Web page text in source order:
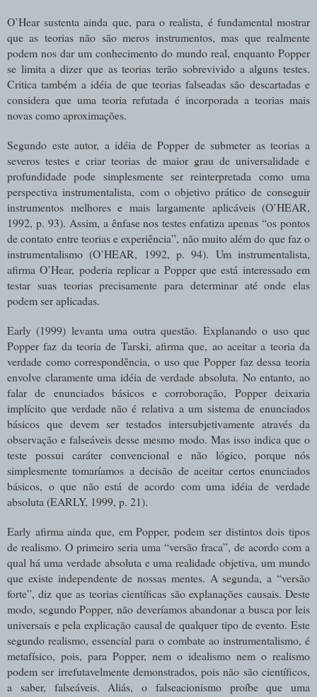
O’Hear sustenta ainda que, para o realista, é fundamental mostrar
que as teorias não são meros instrumentos, mas que realmente
podem nos dar um conhecimento do mundo real, enquanto Popper
se limita a dizer que as teorias terão sobrevivido a alguns testes.
Critica também a idéia de que teorias falseadas são descartadas e
considera que uma teoria refutada é incorporada a teorias mais
novas como aproximações.
Segundo este autor, a idéia de Popper de submeter as teorias a
severos testes e criar teorias de maior grau de universalidade e
profundidade pode simplesmente ser reinterpretada como uma
perspectiva instrumentalista, com o objetivo prático de conseguir
instrumentos melhores e mais largamente aplicáveis (O’HEAR,
1992, p. 93). Assim, a ênfase nos testes enfatiza apenas “os pontos
de contato entre teorias e experiência”, não muito além do que faz o
instrumentalismo (O’HEAR, 1992, p. 94). Um instrumentalista,
afirma O’Hear, poderia replicar a Popper que está interessado em
testar suas teorias precisamente para determinar até onde elas
podem ser aplicadas.
Early (1999) levanta uma outra questão. Explanando o uso que
Popper faz da teoria de Tarski, afirma que, ao aceitar a teoria da
verdade como correspondência, o uso que Popper faz dessa teoria
envolve claramente uma idéia de verdade absoluta. No entanto, ao
falar de enunciados básicos e corroboração, Popper deixaria
implícito que verdade não é relativa a um sistema de enunciados
básicos que devem ser testados intersubjetivamente através da
observação e falseáveis desse mesmo modo. Mas isso indica que o
teste possui caráter convencional e não lógico, porque nós
simplesmente tomaríamos a decisão de aceitar certos enunciados
básicos, o que não está de acordo com uma idéia de verdade
absoluta (EARLY, 1999, p. 21).
Early afirma ainda que, em Popper, podem ser distintos dois tipos
de realismo. O primeiro seria uma “versão fraca”, de acordo com a
qual há uma verdade absoluta e uma realidade objetiva, um mundo
que existe independente de nossas mentes. A segunda, a “versão
forte”, diz que as teorias científicas são explanações causais. Deste
modo, segundo Popper, não deveríamos abandonar a busca por leis
universais e pela explicação causal de qualquer tipo de evento. Este
segundo realismo, essencial para o combate ao instrumentalismo, é
metafísico, pois, para Popper, nem o idealismo nem o realismo
podem ser irrefutavelmente demonstrados, pois não são científicos,
a saber, falseáveis. Aliás, o falseacionismo proíbe que uma